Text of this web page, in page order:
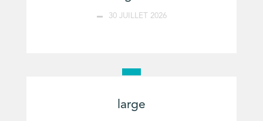
30 JUILLET 2026
large